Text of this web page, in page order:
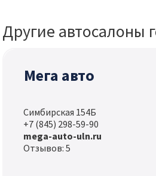
Другие автосалоны
Мега авто
Симбирская 154Б
+7 (845) 298-59-90
mega-auto-uln.ru
Отзывов: 5